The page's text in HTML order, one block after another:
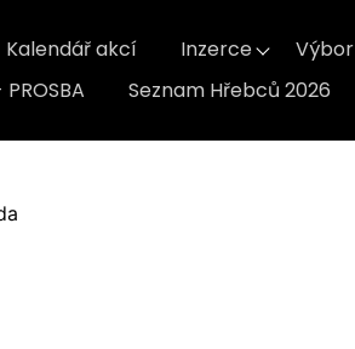
Kalendář akcí Inzerce Výbor
Seznam Hřebců 2026